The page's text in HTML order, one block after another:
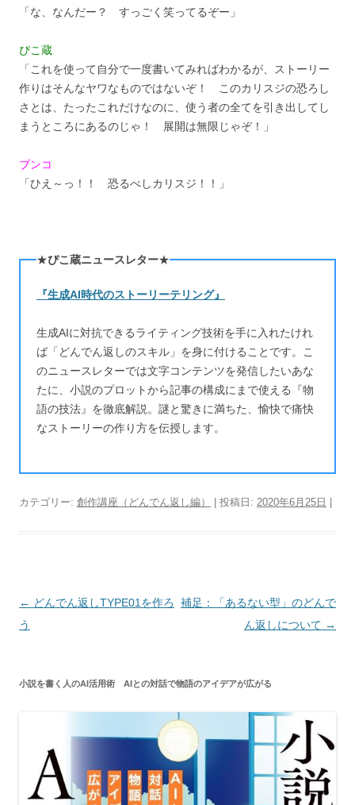
「な、なんだー？ すっごく笑ってるぞー」
ぴこ蔵
「これを使って自分で一度書いてみればわかるが、ストーリー
作りはそんなヤワなものではないぞ！ このカリスジの恐ろし
さとは、たったこれだけなのに、使う者の全てを引き出してし
まうところにあるのじゃ！ 展開は無限じゃぞ！」
ブンコ
「ひえ～っ！！ 恐るべしカリスジ！！」
★ぴこ蔵ニュースレター★
『生成AI時代のストーリーテリング』
生成AIに対抗できるライティング技術を手に入れたけれ
ば「どんでん返しのスキル」を身に付けることです。こ
のニュースレターでは文字コンテンツを発信したいあな
たに、小説のプロットから記事の構成にまで使える『物
語の技法』を徹底解説。謎と驚きに満ちた、愉快で痛快
なストーリーの作り方を伝授します。
カテゴリー: 創作講座（どんでん返し編） | 投稿日: 2020年6月25日 |
投
稿
ゲ
← どんでん返しTYPE01を作ろ
う
補足：「あるない型」のどんで
ん返しについて →
小説を書く人のAI活用術 AIとの対話で物語のアイデアが広がる